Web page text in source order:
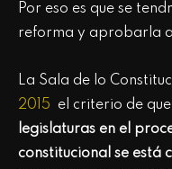
Por eso es que se
reforma y aprobarla
La Sala de lo
2015 el criterio de que
legislaturas en el
constitucional se está